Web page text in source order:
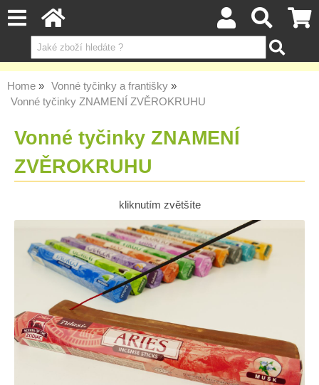
Home
Vonné tyčinky a františky
Vonné tyčinky ZNAMENÍ ZVĚROKRUHU
Vonné tyčinky ZNAMENÍ
ZVĚROKRUHU
kliknutím zvětšíte